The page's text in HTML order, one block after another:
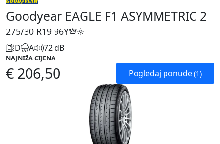
Goodyear EAGLE F1 ASYMMETRIC 2
275/30 R19 96Y
D A 72 dB
NAJNIŽA CIJENA
€ 206,50 Pogledaj ponude (1)